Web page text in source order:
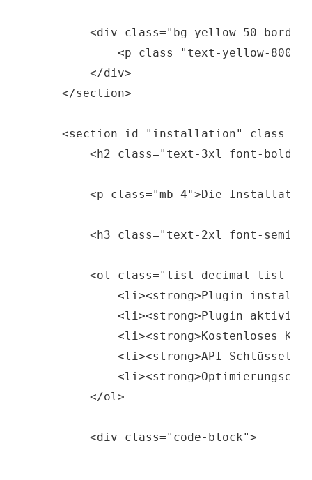
<div class="bg-yellow-50
<p class="text-yellow-
        </div>
    </section>
<section id="installation"
<h2 class="text-3xl font-bold
<p class="mb-4">Die
<h3 class="text-2xl font-
<ol class="list-decimal list-
<li><strong>Plugin
<li><strong>Plugin
<li><strong>Kostenloses
<li><strong>API-Schlüssel
        </ol>